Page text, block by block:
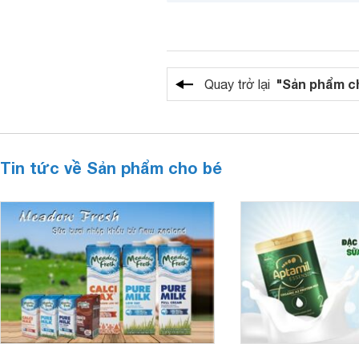
Quay trở lại "Sản phẩm
Tin tức về Sản phẩm cho bé